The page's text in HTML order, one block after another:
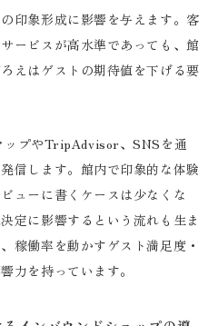
印象形成に影響を与えます。客
ービスが高水準であっても、館
えはゲストの期待値を下げる要
ップやTripAdvisor、SNSを通
信します。館内で印象的な体験
ューに書くケースは少なくな
定に影響するという流れも生ま
稼働率を動かすゲスト満足度・
力を持っています。